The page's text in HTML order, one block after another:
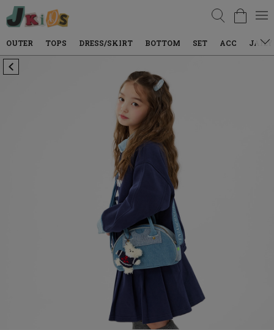
검색
TOPS DRESS/SKIRT BOTTOM SET ACC JAILY WEAR